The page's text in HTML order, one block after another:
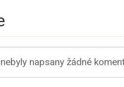
napsany žádné